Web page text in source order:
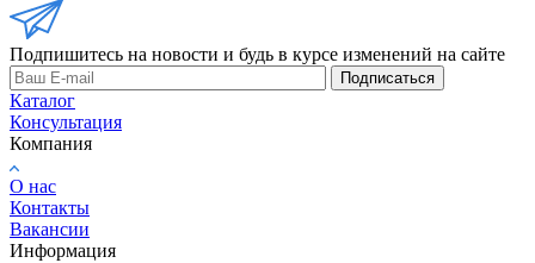
Подпишитесь на новости и будь в курсе изменений на сайте
Подписаться
Каталог
Консультация
Компания
О нас
Контакты
Вакансии
Информация